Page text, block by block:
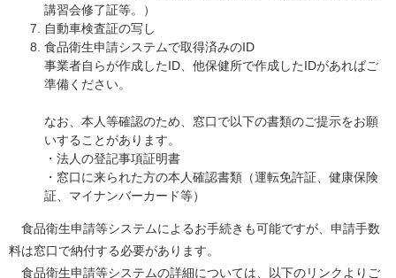
講習会修了証等。）
自動車検査証の写し
食品衛生申請システムで取得済みのID
事業者自らが作成したID、他保健所で作成したIDがあればご
準備ください。
​なお、本人等確認のため、窓口で以下の書類のご提示をお願
いすることがあります。
・法人の登記事項証明書
・窓口に来られた方の本人確認書類（運転免許証、健康保険
証、マイナンバーカード等）
食品衛生申請等システムによるお手続きも可能ですが、申請手数
料は窓口で納付する必要があります。
食品衛生申請等システムの詳細については、以下のリンクよりご